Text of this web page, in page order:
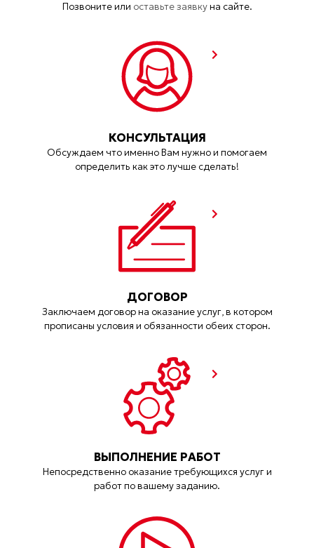
Позвоните или оставьте заявкуна сайте.
КОНСУЛЬТАЦИЯ
Обсуждаем что именно Вам нужно и помогаем
определить как это лучше сделать!
ДОГОВОР
Заключаем договор на оказание услуг, в котором
прописаны условия и обязанности обеих сторон.
ВЫПОЛНЕНИЕ РАБОТ
Непосредственно оказание требующихся услуг и
работ по вашему заданию.